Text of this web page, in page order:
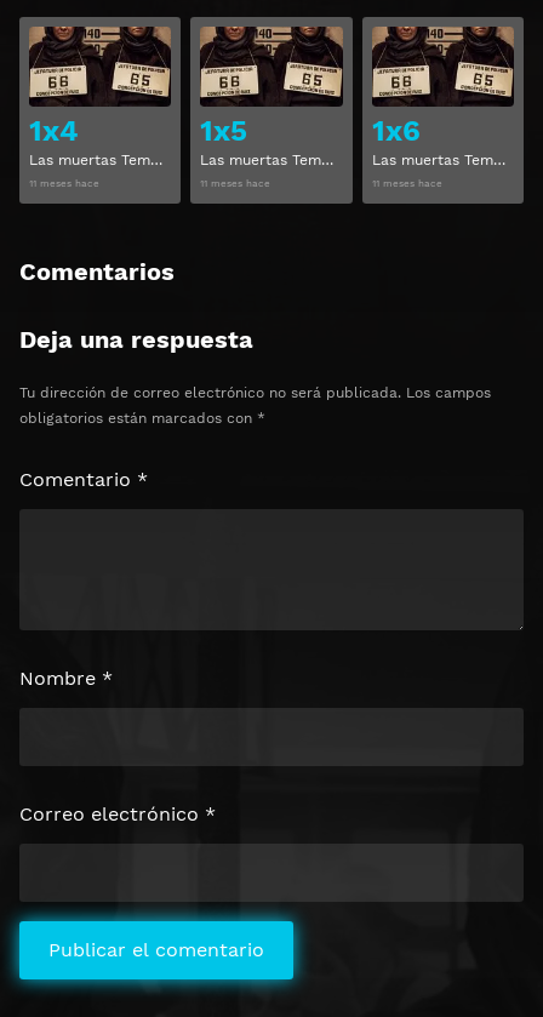
1x4
Las muertas Temporada 1 Capitulo 4
11 meses hace
Ver
1x5
Las muertas Temporada 1 Capitulo 5
11 meses hace
Ver
1x6
Las muertas Temporada 1 Capitulo 6
11 meses hace
Comentarios
Deja una respuesta
Tu dirección de correo electrónico no será publicada. Los campos
obligatorios están marcados con *
Comentario *
Nombre *
Correo electrónico *